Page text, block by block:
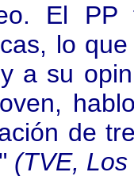
El PP
lo
a su
de
(TVE,